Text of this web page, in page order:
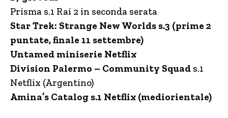
Prisma s.1 Rai 2 in seconda serata
Star Trek: Strange New Worlds s.3 (prime 2
puntate, finale 11 settembre)
Untamed miniserie Netflix
Division Palermo – Community Squad s.1
Netflix (Argentino)
Amina’s Catalog s.1 Netflix (mediorientale)